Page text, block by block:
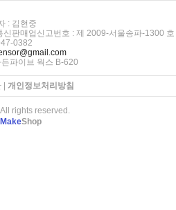
: 김현중
판매업신고번호 : 제 2009-서울송파-1300 호
0382
파이브 웍스 B-620
| 개인정보처리방침
rights reserved.
MakeShop